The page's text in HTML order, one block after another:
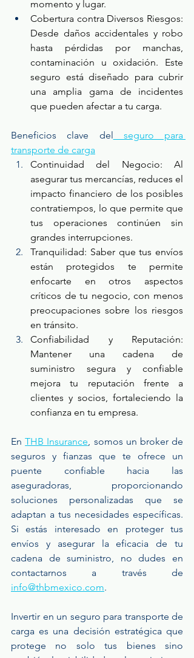
momento y lugar.
Cobertura contra Diversos Riesgos:
Desde daños accidentales y robo
hasta pérdidas por manchas,
contaminación u oxidación. Este
seguro está diseñado para cubrir
una amplia gama de incidentes
que pueden afectar a tu carga.
Beneficios clave del
seguro para
transporte de carga
Continuidad del Negocio: Al
asegurar tus mercancías, reduces el
impacto financiero de los posibles
contratiempos, lo que permite que
tus operaciones continúen sin
grandes interrupciones.
Tranquilidad: Saber que tus envíos
están protegidos te permite
enfocarte en otros aspectos
críticos de tu negocio, con menos
preocupaciones sobre los riesgos
en tránsito.
Confiabilidad y Reputación:
Mantener una cadena de
suministro segura y confiable
mejora tu reputación frente a
clientes y socios, fortaleciendo la
confianza en tu empresa.
En THB Insurance, somos un broker de
seguros y fianzas que te ofrece un
puente confiable hacia las
aseguradoras, proporcionando
soluciones personalizadas que se
adaptan a tus necesidades específicas.
Si estás interesado en proteger tus
envíos y asegurar la eficacia de tu
cadena de suministro, no dudes en
info@thbmexico.com.
Invertir en un seguro para transporte de
carga es una decisión estratégica que
protege no solo tus bienes sino